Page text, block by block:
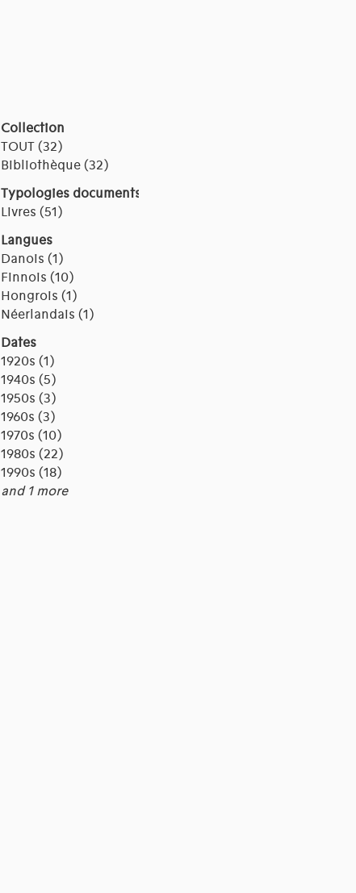
Collection
TOUT (32)
Bibliothèque (32)
Typologies documents
Livres (51)
Langues
Danois (1)
Finnois (10)
Hongrois (1)
Néerlandais (1)
Dates
1920s (1)
1940s (5)
1950s (3)
1960s (3)
1970s (10)
1980s (22)
1990s (18)
and 1 more